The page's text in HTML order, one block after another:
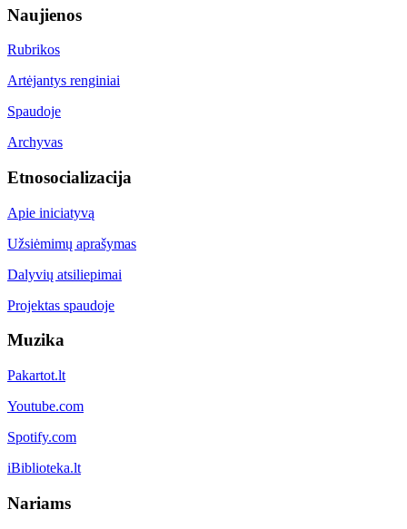
Naujienos
Rubrikos
Artėjantys renginiai
Spaudoje
Archyvas
Etnosocializacija
Apie iniciatyvą
Užsiėmimų aprašymas
Dalyvių atsiliepimai
Projektas spaudoje
Muzika
Pakartot.lt
Youtube.com
Spotify.com
iBiblioteka.lt
Nariams